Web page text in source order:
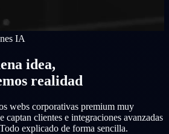
IA
idea,
realidad
webs corporativas premium muy
captan clientes e integraciones avanzadas
explicado de forma sencilla.